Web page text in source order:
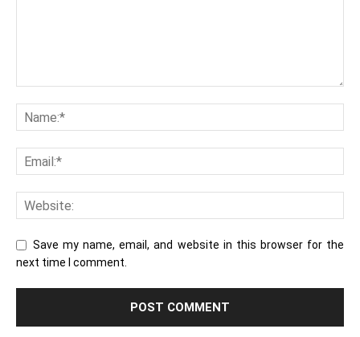
Save my name, email, and website in this browser for the
next time I comment.